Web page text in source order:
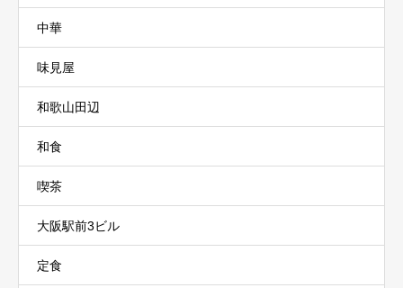
中華
味見屋
和歌山田辺
和食
喫茶
大阪駅前3ビル
定食